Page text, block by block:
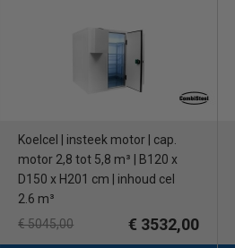
Koelcel | insteek motor | cap.
motor 2,8 tot 5,8 m³ | B120 x
D150 x H201 cm | inhoud cel
2.6 m³
€ 5045,00
€ 3532,00